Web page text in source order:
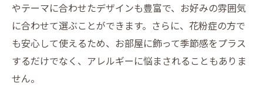
やテーマに合わせたデザインも豊富で、お好みの雰囲気
に合わせて選ぶことができます。さらに、花粉症の方で
も安心して使えるため、お部屋に飾って季節感をプラス
するだけでなく、アレルギーに悩まされることもありま
せん。